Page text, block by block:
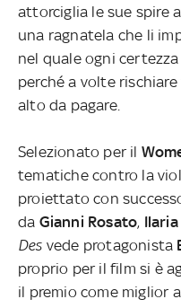
attorciglia le sue spire
una ragnatela che li
nel quale ogni
perché a volte
alto da pagare.
Selezionato per il
tematiche contro la
proiettato con
da Gianni Rosato,
Des vede protagonista
proprio per il film si è
il premio come miglior